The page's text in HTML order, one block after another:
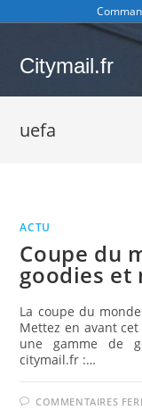
to
Citymail.fr
uefa
ACTU
Coupe du
goodies et
La coupe du
Mettez en avant
une gamme de
citymail.fr :…
COMMENTAIRES